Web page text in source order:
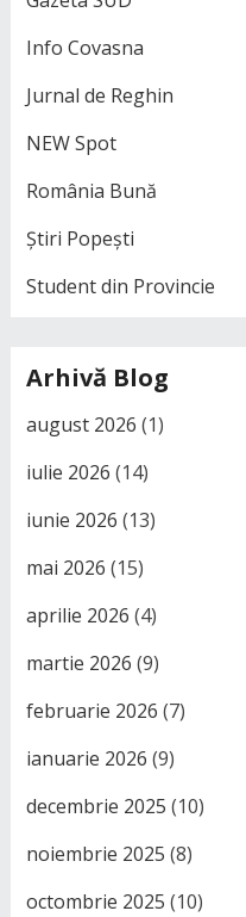
Info Covasna
Jurnal de Reghin
NEW Spot
România Bună
Știri Popești
Student din Provincie
Arhivă Blog
august 2026 (1)
iulie 2026 (14)
iunie 2026 (13)
mai 2026 (15)
aprilie 2026 (4)
martie 2026 (9)
februarie 2026 (7)
ianuarie 2026 (9)
decembrie 2025 (10)
noiembrie 2025 (8)
octombrie 2025 (10)